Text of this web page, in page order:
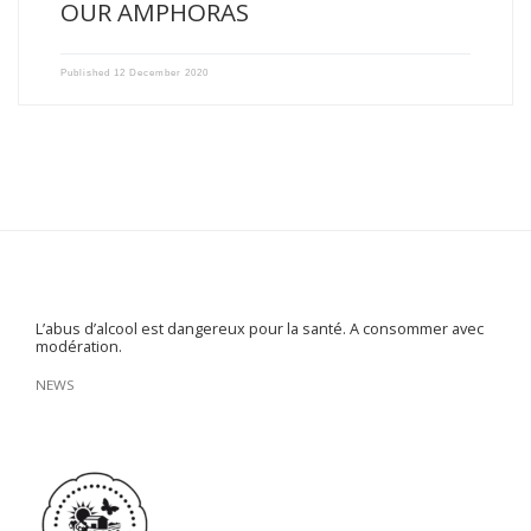
OUR AMPHORAS
Published 12 December 2020
L’abus d’alcool est dangereux pour la santé. A consommer avec
modération.
NEWS